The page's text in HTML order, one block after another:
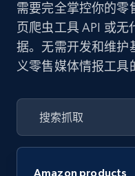
需要完全掌控你的零
页爬虫工具 API 或
据。无需开发和维护
义零售媒体情报工具
Amazon products